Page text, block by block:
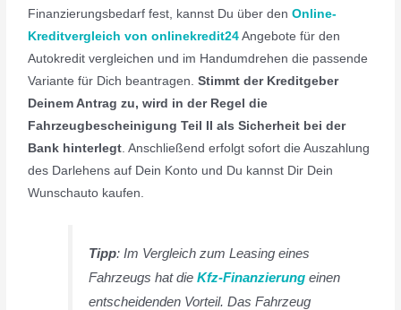
Finanzierungsbedarf fest, kannst Du über denOnline-
Kreditvergleich von onlinekredit24 Angebote für den
Autokredit vergleichen und im Handumdrehen die passende
Variante für Dich beantragen.Stimmt der Kreditgeber
Deinem Antrag zu, wird in der Regel die
Fahrzeugbescheinigung Teil II als Sicherheit bei der
Bank hinterlegt. Anschließend erfolgt sofort die Auszahlung
des Darlehens auf Dein Konto und Du kannst Dir Dein
Wunschauto kaufen.
Tipp: Im Vergleich zum Leasing eines
Fahrzeugs hat dieKfz-Finanzierungeinen
entscheidenden Vorteil. Das Fahrzeug